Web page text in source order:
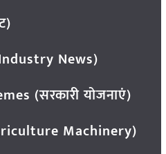
News)
(सरकारी योजनाएं)
Machinery)